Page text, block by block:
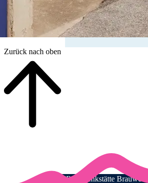
Zurück nach oben
LVR-Gedenkstätte Brauweiler